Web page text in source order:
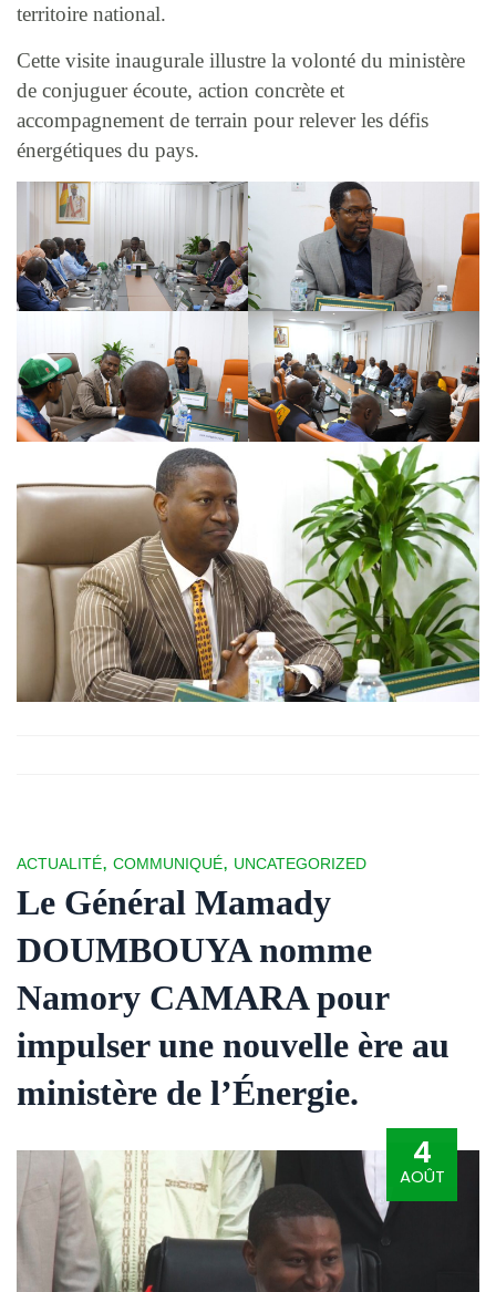
territoire national.
Cette visite inaugurale illustre la volonté du ministère
de conjuguer écoute, action concrète et
accompagnement de terrain pour relever les défis
énergétiques du pays.
ACTUALITÉ, COMMUNIQUÉ, UNCATEGORIZED
Le Général Mamady
DOUMBOUYA nomme
Namory CAMARA pour
impulser une nouvelle ère au
ministère de l’Énergie.
4
AOÛT